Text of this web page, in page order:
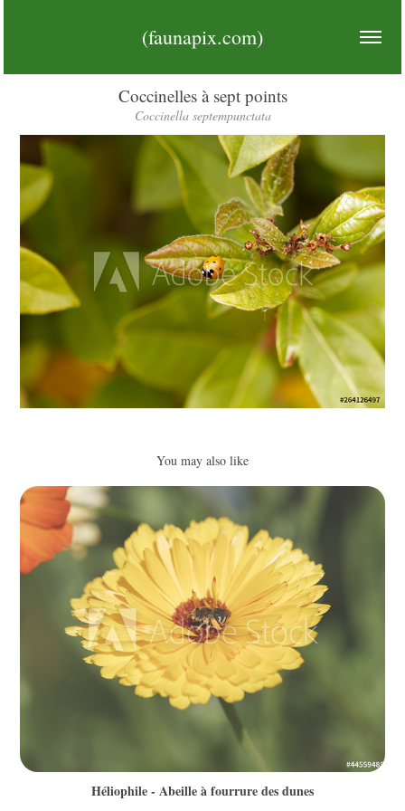
(faunapix.com)
Coccinelles à sept points
Coccinella septempunctata
You may also like
Héliophile - Abeille à fourrure des dunes